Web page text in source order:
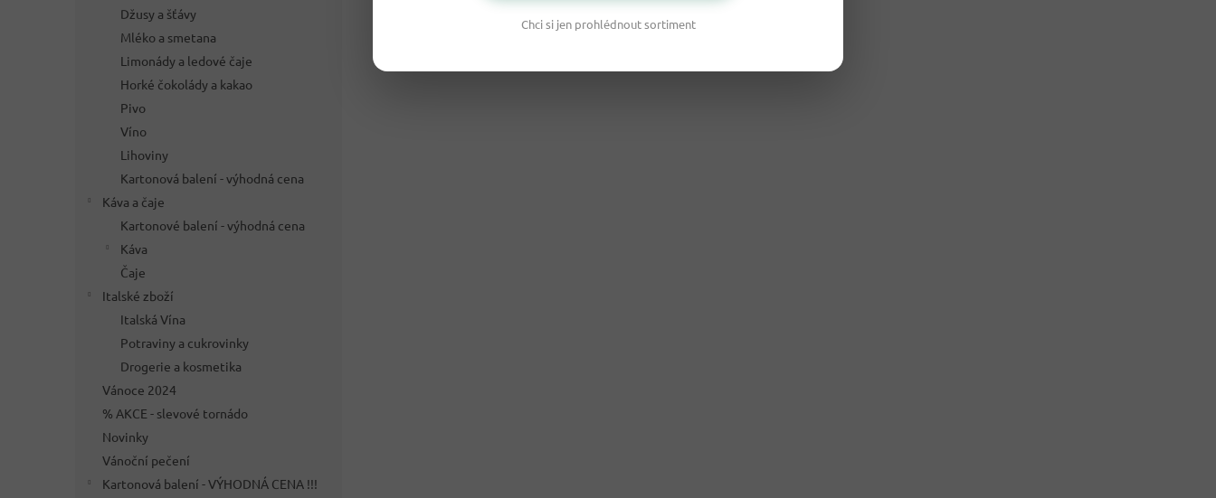
Chci si jen prohlédnout sortiment
Džusy a šťávy
Mléko a smetana
Limonády a ledové čaje
Horké čokolády a kakao
Pivo
Víno
Lihoviny
Kartonová balení - výhodná cena
Káva a čaje
Kartonové balení - výhodná cena
Káva
Čaje
Italské zboží
Italská Vína
Potraviny a cukrovinky
Drogerie a kosmetika
Vánoce 2024
% AKCE - slevové tornádo
Novinky
Vánoční pečení
Kartonová balení - VÝHODNÁ CENA !!!